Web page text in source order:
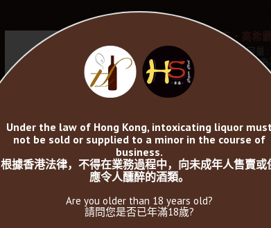
百事吉‧高希
類型 : Extra 酒精 : 43% 容
希霸干邑EXTRA 在1999年
在這年古巴雪茄節時推出，
干邑調配而成。 色澤：琥珀
和板栗的氣息 口感： 具有
子，蜂蜜和香草 餘韻：平衡
Under the law of Hong Kong, intoxicating liquor
not be sold or supplied to a minor in the course of
business.
根據香港法律，不得在業務過程中，向未成年人售賣或
應令人醺醉的酒類。
Are you older than 18 years old?
請問您是否已年滿18歲?